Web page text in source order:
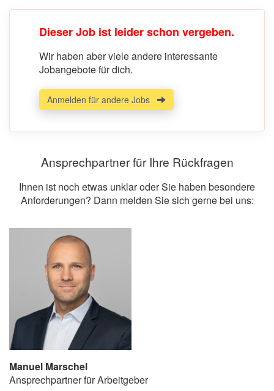
Dieser Job ist leider schon vergeben.
Wir haben aber viele andere interessante
Jobangebote für dich.
Anmelden für andere Jobs
Ansprechpartner für Ihre Rückfragen
Ihnen ist noch etwas unklar oder Sie haben besondere
Anforderungen? Dann melden Sie sich gerne bei uns:
Manuel Marschel
Ansprechpartner für Arbeitgeber